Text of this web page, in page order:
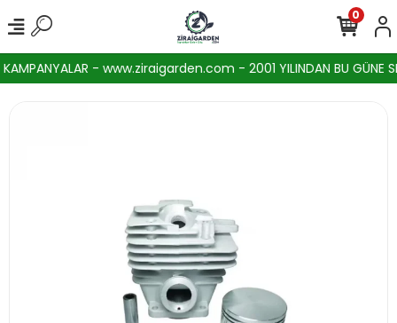
KAMPANYALAR - www.ziraigarden.com - 2001 YILINDAN BU GÜNE
0